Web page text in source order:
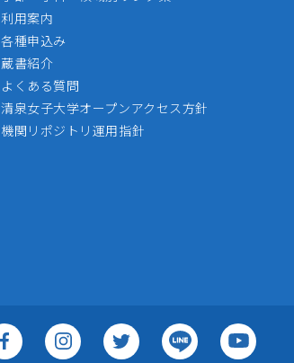
利用案内
各種申込み
蔵書紹介
よくある質問
清泉女子大学オープンアクセス方針
機関リポジトリ運用指針